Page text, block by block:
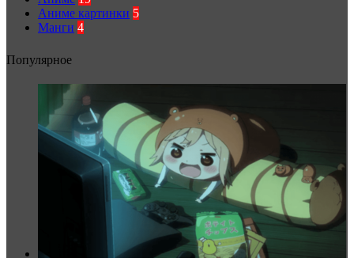
Аниме картинки 5
Манги 4
Популярное